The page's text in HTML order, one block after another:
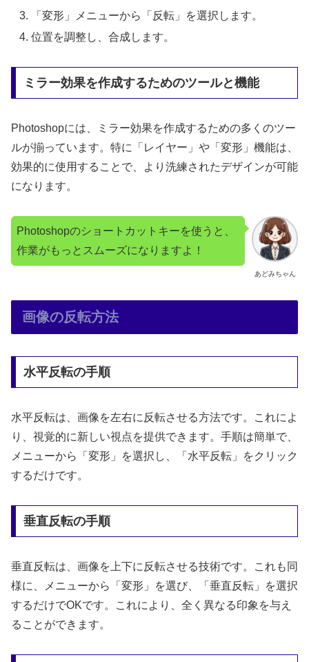
「変形」メニューから「反転」を選択します。
位置を調整し、合成します。
ミラー効果を作成するためのツールと機能
Photoshopには、ミラー効果を作成するための多くのツー
ルが揃っています。特に「レイヤー」や「変形」機能は、
効果的に使用することで、より洗練されたデザインが可能
になります。
あどみちゃん
Photoshopのショートカットキーを使うと、
作業がもっとスムーズになりますよ！
画像の反転方法
水平反転の手順
水平反転は、画像を左右に反転させる方法です。これによ
り、視覚的に新しい視点を提供できます。手順は簡単で、
メニューから「変形」を選択し、「水平反転」をクリック
するだけです。
垂直反転の手順
垂直反転は、画像を上下に反転させる技術です。これも同
様に、メニューから「変形」を選び、「垂直反転」を選択
するだけでOKです。これにより、全く異なる印象を与え
ることができます。